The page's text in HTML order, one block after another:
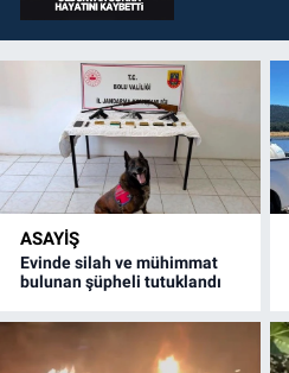
ASAYİŞ
Evinde silah ve mühimmat
bulunan şüpheli tutuklandı